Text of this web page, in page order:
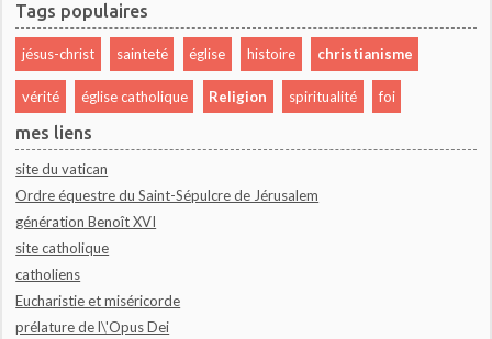
Tags populaires
jésus-christ sainteté église histoire christianisme
vérité église catholique Religion spiritualité foi
mes liens
site du vatican
Ordre équestre du Saint-Sépulcre de Jérusalem
génération Benoît XVI
site catholique
catholiens
Eucharistie et miséricorde
prélature de l\'Opus Dei